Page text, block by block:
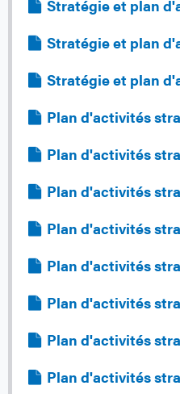
Fichier
Stratégie et plan
Fichier
Stratégie et plan
Fichier
Stratégie et plan
Fichier
Plan d'activités
Fichier
Plan d'activités
Fichier
Plan d'activités
Fichier
Plan d'activités
Fichier
Plan d'activités
Fichier
Plan d'activités
Fichier
Plan d'activités
Fichier
Plan d'activités